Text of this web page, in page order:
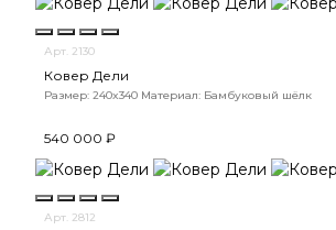
Арт. 2130
Ковер Дели
Размер: 240x340 Материал: Бамбуковый шёлк
540 000 ₽
Арт. 2812